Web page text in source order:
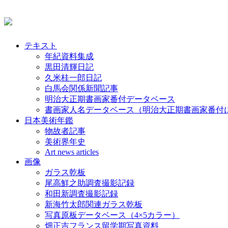
テキスト
年紀資料集成
黒田清輝日記
久米桂一郎日記
白馬会関係新聞記事
明治大正期書画家番付データベース
書画家人名データベース（明治大正期書画家番付
日本美術年鑑
物故者記事
美術界年史
Art news articles
画像
ガラス乾板
尾高鮮之助調査撮影記録
和田新調査撮影記録
新海竹太郎関連ガラス乾板
写真原板データベース（4×5カラー）
畑正吉フランス留学期写真資料